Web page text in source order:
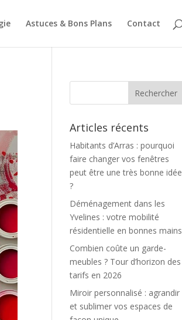
Astuces & Bons Plans Contact
Articles récents
Habitants d’Arras : pourquoi
faire changer vos fenêtres
peut être une très bonne idée
?
Déménagement dans les
Yvelines : votre mobilité
résidentielle en bonnes mains
Combien coûte un garde-
meubles ? Tour d’horizon des
tarifs en 2026
Miroir personnalisé : agrandir
et sublimer vos espaces de